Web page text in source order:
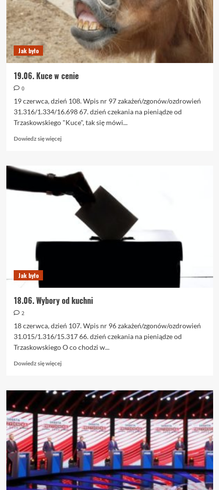
Jak było
19.06. Kuce w cenie
0
19 czerwca, dzień 108. Wpis nr 97 zakażeń/zgonów/ozdrowień
31.316/1.334/16.698 67. dzień czekania na pieniądze od
Trzaskowskiego "Kuce", tak się mówi...
Dowiedz się więcejDowiedz
19.06.
w
Jak było
18.06. Wybory od kuchni
2
18 czerwca, dzień 107. Wpis nr 96 zakażeń/zgonów/ozdrowień
31.015/1.316/15.317 66. dzień czekania na pieniądze od
Trzaskowskiego O co chodzi w...
Dowiedz się więcejDowiedz
o
18.06.
Wybory
od
kuchni